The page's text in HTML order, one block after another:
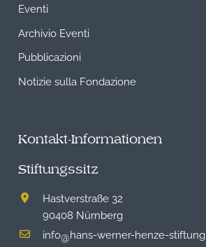
Eventi
Archivio Eventi
Pubblicazioni
Notizie sulla Fondazione
Kontakt-Informationen
Stiftungssitz
Hastverstraße 32
90408 Nürnberg
info@hans-werner-henze-